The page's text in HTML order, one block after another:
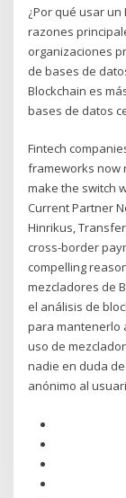
¿Por qué usar un
razones
organizaciones
de bases de
Blockchain es
bases de datos
Fintech
frameworks now
make the switch
Current Partner
Hinrikus,
cross-border
compelling
mezcladores de
el análisis de
para mantenerlo
uso de
nadie en duda
anónimo al